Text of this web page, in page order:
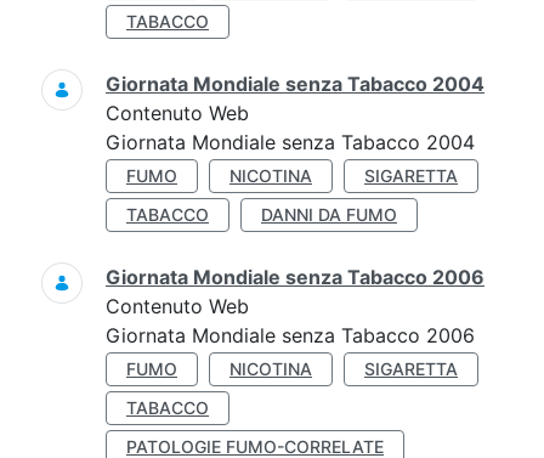
TABACCO
Giornata Mondiale senza Tabacco 2004
Contenuto Web
Giornata Mondiale senza Tabacco 2004
FUMO NICOTINA
SIGARETTA
TABACCO
DANNI DA FUMO
Giornata Mondiale senza Tabacco 2006
Contenuto Web
Giornata Mondiale senza Tabacco 2006
FUMO NICOTINA
SIGARETTA
TABACCO
PATOLOGIE FUMO-CORRELATE